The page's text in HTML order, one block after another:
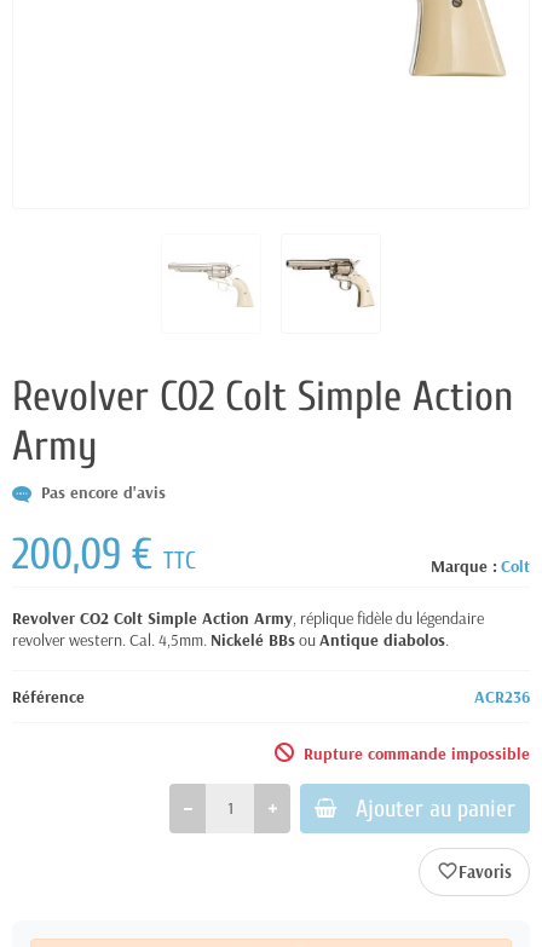
Revolver CO2 Colt Simple Action
Army
Pas encore d'avis
Marque : Colt
200,09 € TTC
Revolver CO2 Colt Simple Action Army, réplique fidèle du légendaire
revolver western. Cal. 4,5mm. Nickelé BBsouAntique diabolos.
Référence ACR236
Rupture commande impossible
Ajouter au panier
favorite_border